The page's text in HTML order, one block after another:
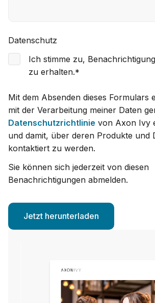
Datenschutz
Ich stimme zu,
zu erhalten.*
Mit dem Absenden dieses Formulars
mit der Verarbeitung meiner Daten
Datenschutzrichtlinie von Axon Ivy
und damit, über deren Produkte und
kontaktiert zu werden.
Sie können sich jederzeit von diesen
Benachrichtigungen abmelden.